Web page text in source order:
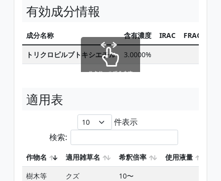
有効成分情報
成分名称 含有濃度 IRAC FRAC
トリクロピルブトキシエチル 3.0000%
スクロールできます
適用表
件表示
検索:
作物名 適用雑草名 希釈倍率 使用液量
樹木等
クズ
10〜